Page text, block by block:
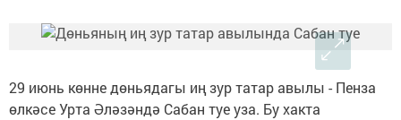
29 июнь көнне дөньядагы иң зур татар авылы - Пенза
өлкәсе Урта Әләзәндә Сабан туе уза. Бу хакта